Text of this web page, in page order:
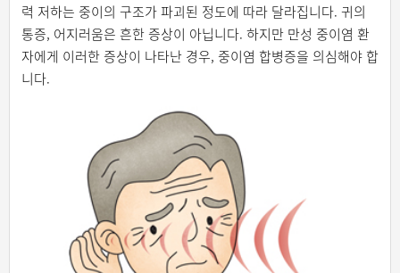
력 저하는 중이의 구조가 파괴된 정도에 따라 달라집니다. 귀의
통증, 어지러움은 흔한 증상이 아닙니다. 하지만 만성 중이염 환
자에게 이러한 증상이 나타난 경우, 중이염 합병증을 의심해야 합
니다.